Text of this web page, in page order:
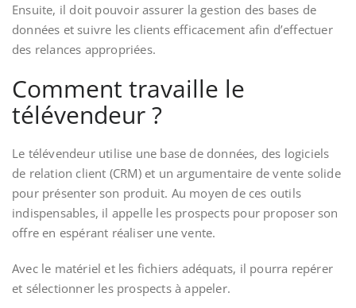
Ensuite, il doit pouvoir assurer la gestion des bases de
données et suivre les clients efficacement afin d’effectuer
des relances appropriées.
Comment travaille le
télévendeur ?
Le télévendeur utilise une base de données, des logiciels
de relation client (CRM) et un argumentaire de vente solide
pour présenter son produit. Au moyen de ces outils
indispensables, il appelle les prospects pour proposer son
offre en espérant réaliser une vente.
Avec le matériel et les fichiers adéquats, il pourra repérer
et sélectionner les prospects à appeler.